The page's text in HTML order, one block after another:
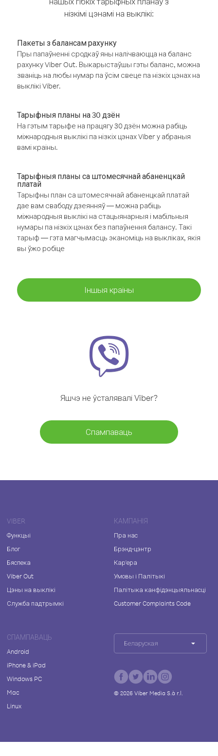
нізкімі цэнамі на выклікі:
Пакеты з балансам рахунку
Пры папаўненні сродкаў яны налічваюцца на баланс
рахунку Viber Out. Выкарыстаўшы гэты баланс, можна
званіць на любы нумар па ўсім свеце па нізкіх цэнах на
выклікі Viber.
Тарыфныя планы на 30 дзён
На гэтым тарыфе на працягу 30 дзён можна рабіць
міжнародныя выклікі па нізкіх цэнах Viber у абраныя
вамі краіны.
Тарыфныя планы са штомесячнай абаненцкай
платай
Тарыфны план са штомесячнай абаненцкай платай
дае вам свабоду дзеянняў — можна рабіць
міжнародныя выклікі на стацыянарныя і мабільныя
нумары па нізкіх цэнах без папаўнення балансу. Такі
тарыф — гэта магчымасць эканоміць на выкліках, якія
вы ўжо робіце
Іншыя краіны
Яшчэ не ўсталявалі Viber?
Спампаваць
VIBER
Функцыі
Блог
Бяспека
Viber Out
Цэны на выклікі
Служба падтрымкі
КАМПАНІЯ
Пра нас
Брэнд-цэнтр
Кар'ера
Умовы і Палітыкі
Палітыка канфідэнцыяльнасці
Customer Complaints Code
СПАМПАВАЦЬ
Android
iPhone & iPad
Windows PC
Mac
Linux
Беларуская
© 2026Viber Media S.à r.l.